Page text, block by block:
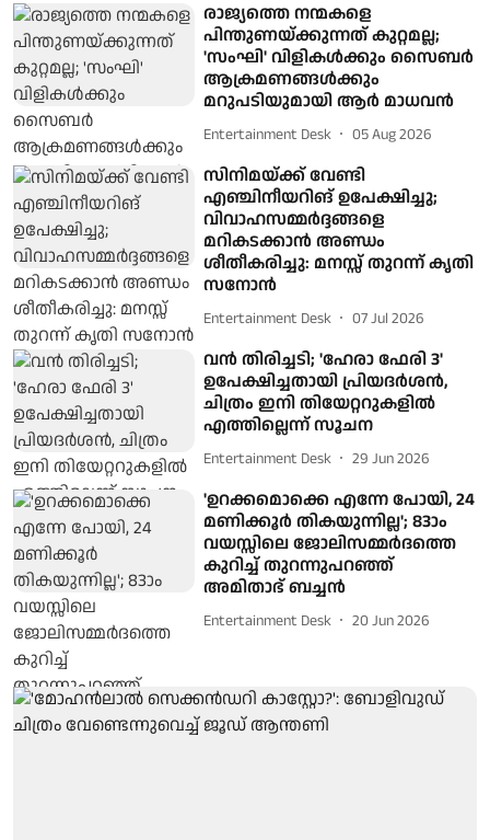
രാജ്യത്തെ നന്മകളെ
പിന്തുണയ്ക്കുന്നത് കുറ്റമല്ല;
'സംഘി' വിളികൾക്കും സൈബർ
ആക്രമണങ്ങൾക്കും
മറുപടിയുമായി ആർ മാധവൻ
Entertainment Desk 05 Aug 2026
സിനിമയ്ക്ക് വേണ്ടി
എഞ്ചിനീയറിങ് ഉപേക്ഷിച്ചു;
വിവാഹസമ്മർദ്ദങ്ങളെ
മറികടക്കാൻ അണ്ഡം
ശീതീകരിച്ചു: മനസ്സ് തുറന്ന് കൃതി
സനോൻ
Entertainment Desk 07 Jul 2026
വൻ തിരിച്ചടി; 'ഹേരാ ഫേരി 3'
ഉപേക്ഷിച്ചതായി പ്രിയദർശൻ,
ചിത്രം ഇനി തിയേറ്ററുകളിൽ
എത്തില്ലെന്ന് സൂചന
Entertainment Desk 29 Jun 2026
'ഉറക്കമൊക്കെ എന്നേ പോയി, 24
മണിക്കൂർ തികയുന്നില്ല'; 83ാം
വയസ്സിലെ ജോലിസമ്മർദത്തെ
കുറിച്ച് തുറന്നുപറഞ്ഞ്
അമിതാഭ് ബച്ചൻ
Entertainment Desk 20 Jun 2026